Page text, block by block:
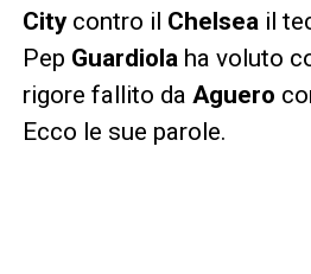
Citycontro il Chelsea il
Pep Guardiola ha voluto
rigore fallito da Aguero
Ecco le sue parole.